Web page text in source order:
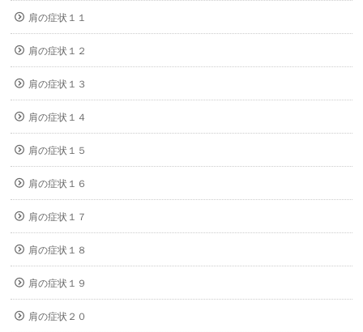
肩の症状１１
肩の症状１２
肩の症状１３
肩の症状１４
肩の症状１５
肩の症状１６
肩の症状１７
肩の症状１８
肩の症状１９
肩の症状２０